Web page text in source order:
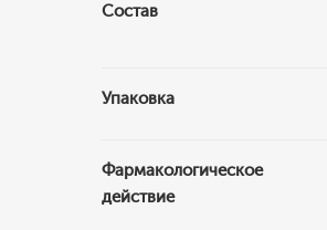
Состав
Упаковка
Фармакологическое
действие